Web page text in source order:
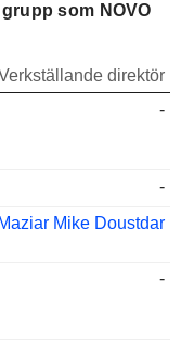
som NOVO
direktör
-
-
Maziar Mike Doustdar
-